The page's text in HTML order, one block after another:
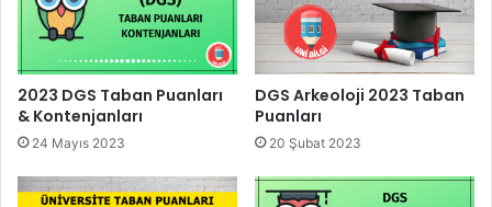
2023 DGS Taban Puanları
& Kontenjanları
24 Mayıs 2023
DGS Arkeoloji 2023 Taban
Puanları
20 Şubat 2023